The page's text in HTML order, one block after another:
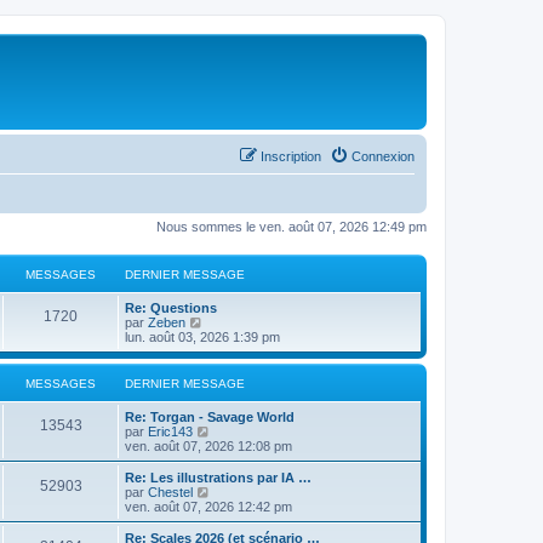
Connexion
Inscription
Nous sommes le ven. août 07, 2026 12:49 pm
MESSAGES DERNIER MESSAGE
1720
Re: Questions
par Zeben
o
n
s
u
e
r
l
e
d
e
r
n
i
lun. août 03, 2026 1:39 pm
MESSAGES DERNIER MESSAGE
13543
Re: Torgan - Savage World
par Eric143
o
n
s
l
e
ven. août 07, 2026 12:08 pm
52903
Re: Les illustrations par IA …
par Chestel
o
n
s
ven. août 07, 2026 12:42 pm
Re: Scales 2026 (et scénario …